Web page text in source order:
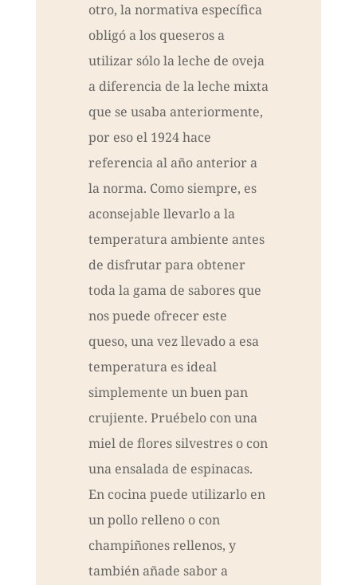
otro, la normativa específica
obligó a los queseros a
utilizar sólo la leche de oveja
a diferencia de la leche mixta
que se usaba anteriormente,
por eso el 1924 hace
referencia al año anterior a
la norma. Como siempre, es
aconsejable llevarlo a la
temperatura ambiente antes
de disfrutar para obtener
toda la gama de sabores que
nos puede ofrecer este
queso, una vez llevado a esa
temperatura es ideal
simplemente un buen pan
crujiente. Pruébelo con una
miel de flores silvestres o con
una ensalada de espinacas.
En cocina puede utilizarlo en
un pollo relleno o con
champiñones rellenos, y
también añade sabor a